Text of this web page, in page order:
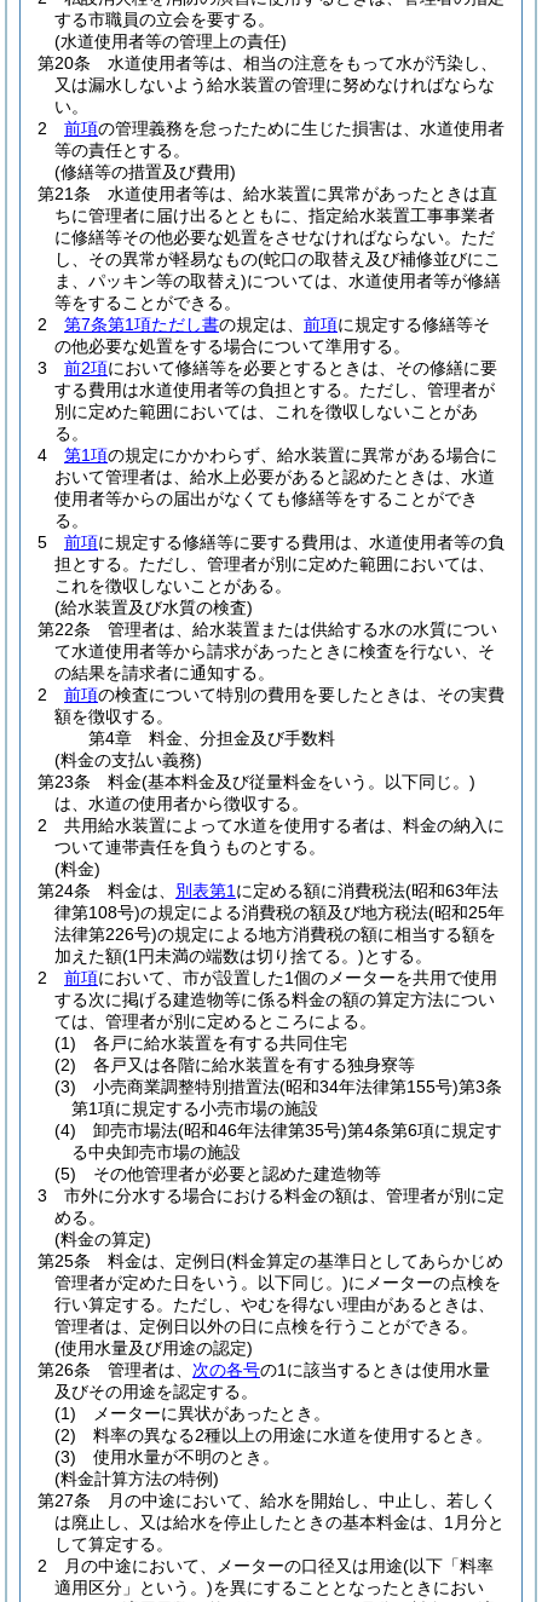
する市職員の立会を要する。
(水道使用者等の管理上の責任)
第20条
水道使用者等は、相当の注意をもって水が汚染し、
又は漏水しないよう給水装置の管理に努めなければならな
い。
2
前項の管理義務を怠ったために生じた損害は、水道使用者
等の責任とする。
(修繕等の措置及び費用)
第21条
水道使用者等は、給水装置に異常があったときは直
ちに管理者に届け出るとともに、指定給水装置工事事業者
に修繕等その他必要な処置をさせなければならない。 ただ
し、その異常が軽易なもの(蛇口の取替え及び補修並びにこ
ま、パッキン等の取替え)については、水道使用者等が修繕
等をすることができる。
2
第7条第1項ただし書の規定は、 前項に規定する修繕等そ
の他必要な処置をする場合について準用する。
3
前2項において修繕等を必要とするときは、その修繕に要
する費用は水道使用者等の負担とする。 ただし、管理者が
別に定めた範囲においては、これを徴収しないことがあ
る。
4
第1項の規定にかかわらず、給水装置に異常がある場合に
おいて管理者は、給水上必要があると認めたときは、水道
使用者等からの届出がなくても修繕等をすることができ
る。
5
前項に規定する修繕等に要する費用は、水道使用者等の負
担とする。 ただし、管理者が別に定めた範囲においては、
これを徴収しないことがある。
(給水装置及び水質の検査)
第22条
管理者は、給水装置または供給する水の水質につい
て水道使用者等から請求があったときに検査を行ない、そ
の結果を請求者に通知する。
2
前項の検査について特別の費用を要したときは、その実費
額を徴収する。
第4章
料金、分担金及び手数料
(料金の支払い義務)
第23条
料金(基本料金及び従量料金をいう。以下同じ。)
は、水道の使用者から徴収する。
2
共用給水装置によって水道を使用する者は、料金の納入に
ついて連帯責任を負うものとする。
(料金)
第24条
料金は、 別表第1 に定める額に消費税法(昭和63年法
律第108号)の規定による消費税の額及び地方税法(昭和25年
法律第226号)の規定による地方消費税の額に相当する額を
加えた額(1円未満の端数は切り捨てる。)とする。
2
前項において、市が設置した1個のメーターを共用で使用
する次に掲げる建造物等に係る料金の額の算定方法につい
ては、管理者が別に定めるところによる。
(1)
各戸に給水装置を有する共同住宅
(2)
各戸又は各階に給水装置を有する独身寮等
(3)
小売商業調整特別措置法(昭和34年法律第155号)第3条
第1項に規定する小売市場の施設
(4)
卸売市場法(昭和46年法律第35号)第4条第6項に規定す
る中央卸売市場の施設
(5)
その他管理者が必要と認めた建造物等
3
市外に分水する場合における料金の額は、管理者が別に定
める。
(料金の算定)
第25条
料金は、定例日(料金算定の基準日としてあらかじめ
管理者が定めた日をいう。以下同じ。)にメーターの点検を
行い算定する。 ただし、やむを得ない理由があるときは、
管理者は、定例日以外の日に点検を行うことができる。
(使用水量及び用途の認定)
第26条
管理者は、 次の各号の1に該当するときは使用水量
及びその用途を認定する。
(1)
メーターに異状があったとき。
(2)
料率の異なる2種以上の用途に水道を使用するとき。
(3)
使用水量が不明のとき。
(料金計算方法の特例)
第27条
月の中途において、給水を開始し、中止し、若しく
は廃止し、又は給水を停止したときの基本料金は、1月分と
して算定する。
2
月の中途において、メーターの口径又は用途(以下「料率
適用区分」という。)を異にすることとなったときにおい